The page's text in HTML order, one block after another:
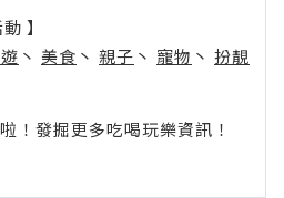
】
丶 美食 丶 親子 丶 寵物 丶 扮靚
發掘更多吃喝玩樂資訊！